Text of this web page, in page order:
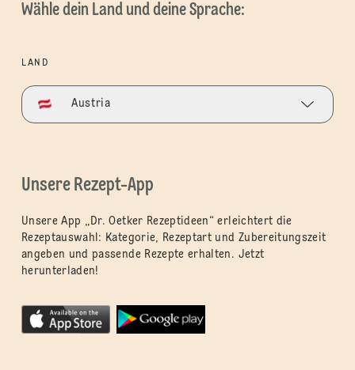
Wähle dein Land und deine Sprache:
LAND
Austria
Unsere Rezept-App
Unsere App „Dr. Oetker Rezeptideen“ erleichtert die
Rezeptauswahl: Kategorie, Rezeptart und Zubereitungszeit
angeben und passende Rezepte erhalten. Jetzt
herunterladen!